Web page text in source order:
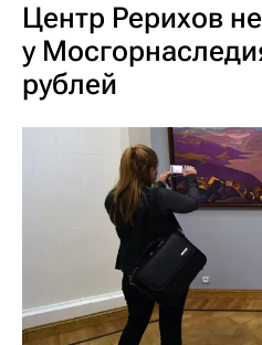
Центр Рерихов
у
рублей